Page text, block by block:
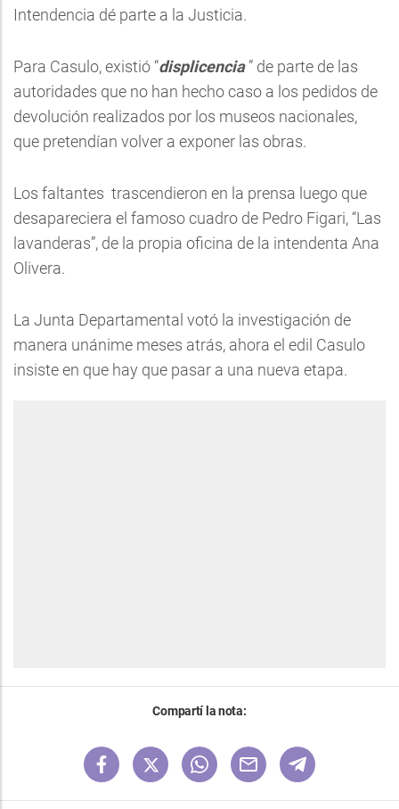
Intendencia dé parte a la Justicia.
Para Casulo, existió “displicencia” de parte de las
autoridades que no han hecho caso a los pedidos de
devolución realizados por los museos nacionales,
que pretendían volver a exponer las obras.
Los faltantes trascendieron en la prensa luego que
desapareciera el famoso cuadro de Pedro Figari, “Las
lavanderas”, de la propia oficina de la intendenta Ana
Olivera.
La Junta Departamental votó la investigación de
manera unánime meses atrás, ahora el edil Casulo
insiste en que hay que pasar a una nueva etapa.
Compartí la nota: